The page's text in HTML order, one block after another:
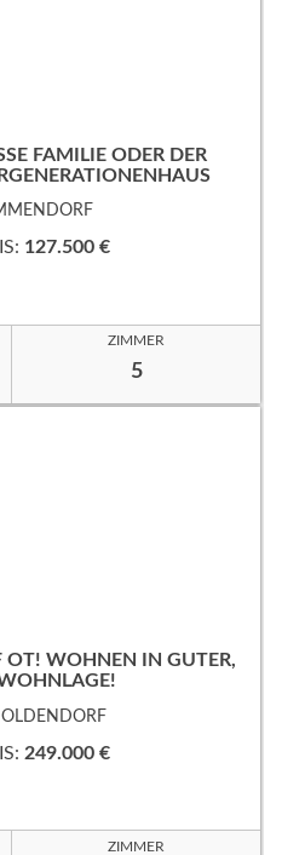
FAMILIE ODER DER
127.500 €
ZIMMER
5
OT! WOHNEN IN GUTER,
OLDENDORF
249.000 €
ZIMMER